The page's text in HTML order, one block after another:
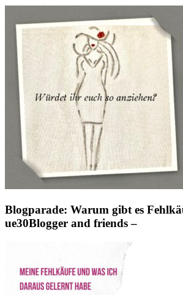
Blogparade: Warum gibt es
ue30Blogger and friends –